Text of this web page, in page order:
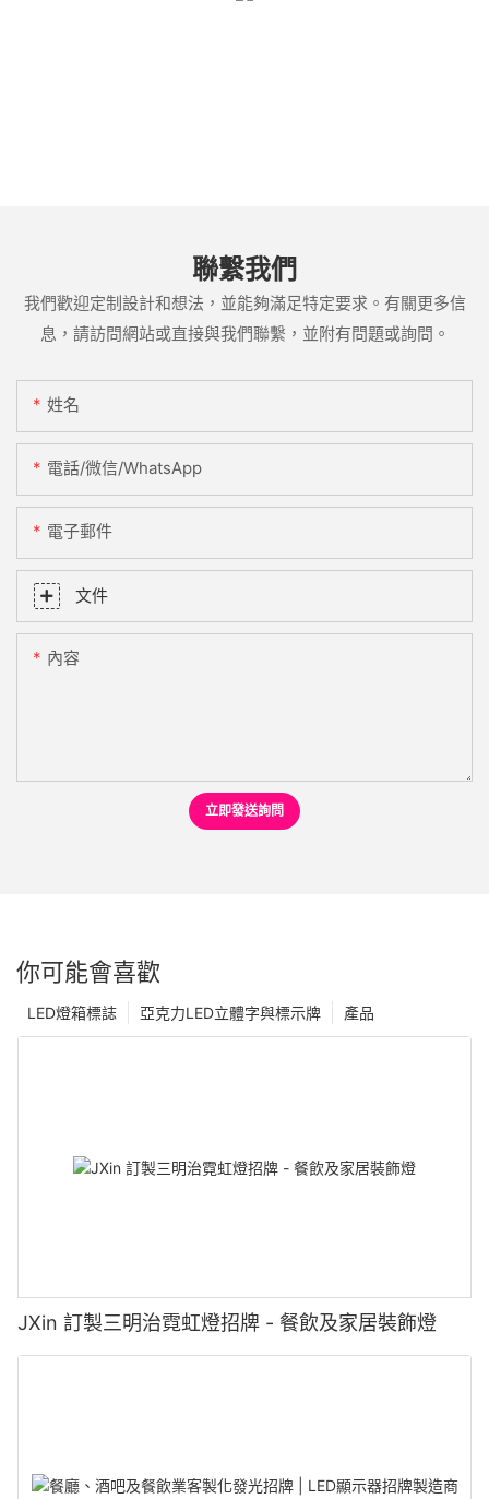
聯繫我們
我們歡迎定制設計和想法，並能夠滿足特定要求。有關更多信
息，請訪問網站或直接與我們聯繫，並附有問題或詢問。
姓名
電話/微信/WhatsApp
電子郵件
文件
內容
立即發送詢問
你可能會喜歡
產品
亞克力LED立體字與標示牌
LED燈箱標誌
JXin 訂製三明治霓虹燈招牌 - 餐飲及家居裝飾燈